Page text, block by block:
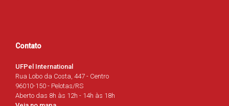
Contato
UFPel International
Rua Lobo da Costa, 447 - Centro
96010-150 - Pelotas/RS
Aberto das 8h às 12h - 14h às 18h